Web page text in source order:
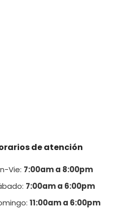
de atención
Vie: 7:00am a 8:00pm
7:00am a 6:00pm
11:00am a 6:00pm